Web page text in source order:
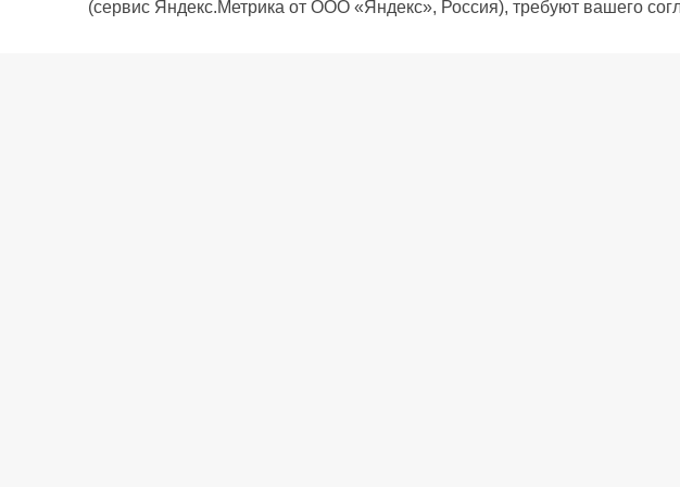
(сервис Яндекс.Метрика от ООО «Яндекс», Россия), требуют вашего